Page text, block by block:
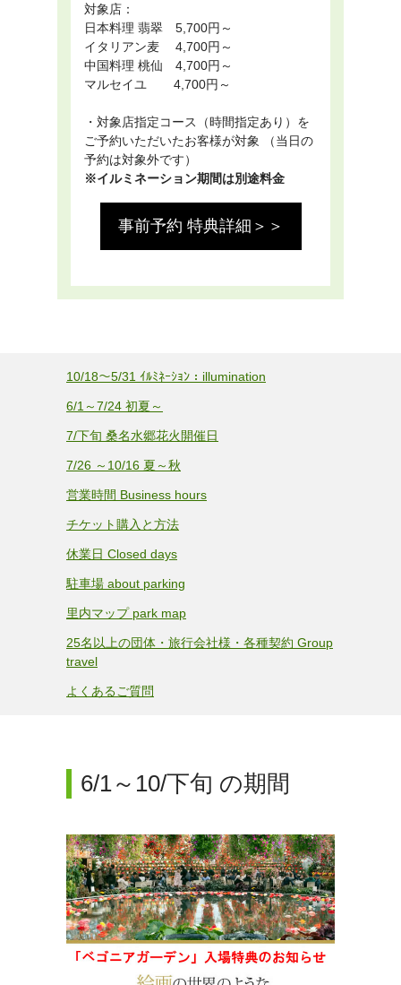
対象店：
日本料理 翡翠 5,700円～
イタリアン麦 4,700円～
中国料理 桃仙 4,700円～
マルセイユ 4,700円～
・対象店指定コース（時間指定あり）を
ご予約いただいたお客様が対象 （当日の
予約は対象外です）
※イルミネーション期間は別途料金
事前予約 特典詳細＞＞
10/18～5/31 ｲﾙﾐﾈｰｼｮﾝ：illumination
6/1～7/24 初夏～
7/下旬 桑名水郷花火開催日
7/26 ～10/16 夏～秋
営業時間 Business hours
チケット購入と方法
休業日 Closed days
駐車場 about parking
里内マップ park map
25名以上の団体・旅行会社様・各種契約 Group
travel
よくあるご質問
6/1～10/下旬 の期間